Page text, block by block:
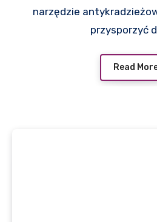
narzędzie
przysporzyć
Read